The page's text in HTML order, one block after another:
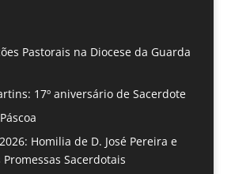
Pastorais na Diocese da Guarda
17º aniversário de Sacerdote
Homilia de D. José Pereira e
Promessas Sacerdotais